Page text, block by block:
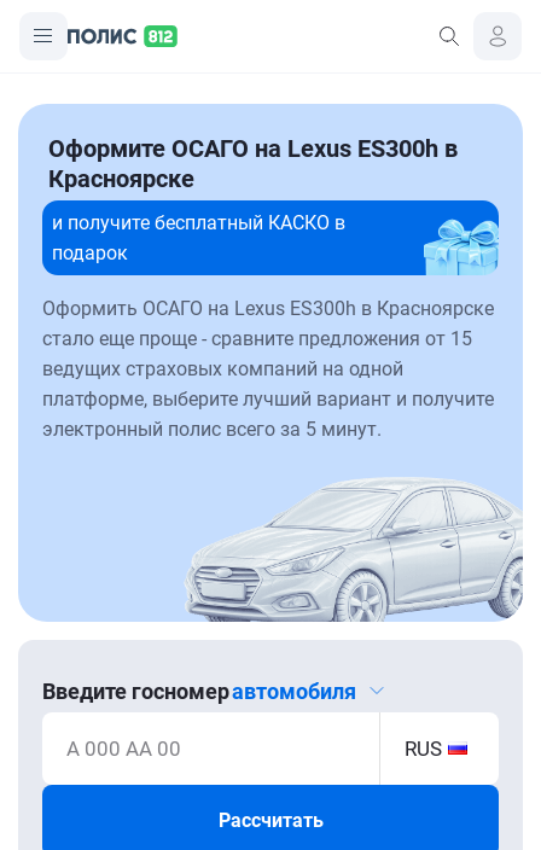
Оформите ОСАГО на Lexus ES300h в
Красноярске
и получите бесплатный КАСКО в
подарок
Оформить ОСАГО на Lexus ES300h в Красноярске
стало еще проще - сравните предложения от 15
ведущих страховых компаний на одной
платформе, выберите лучший вариант и получите
электронный полис всего за 5 минут.
Введите госномеравтомобиля
А 000 АА 00 RUS
Рассчитать